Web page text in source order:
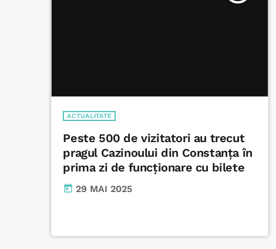
ACTUALITATE
Peste 500 de vizitatori au trecut
pragul Cazinoului din Constanța în
prima zi de funcționare cu bilete
today 29 MAI 2025